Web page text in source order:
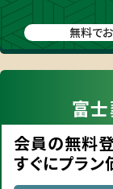
無料で
富
会員の無料
すぐにプラン